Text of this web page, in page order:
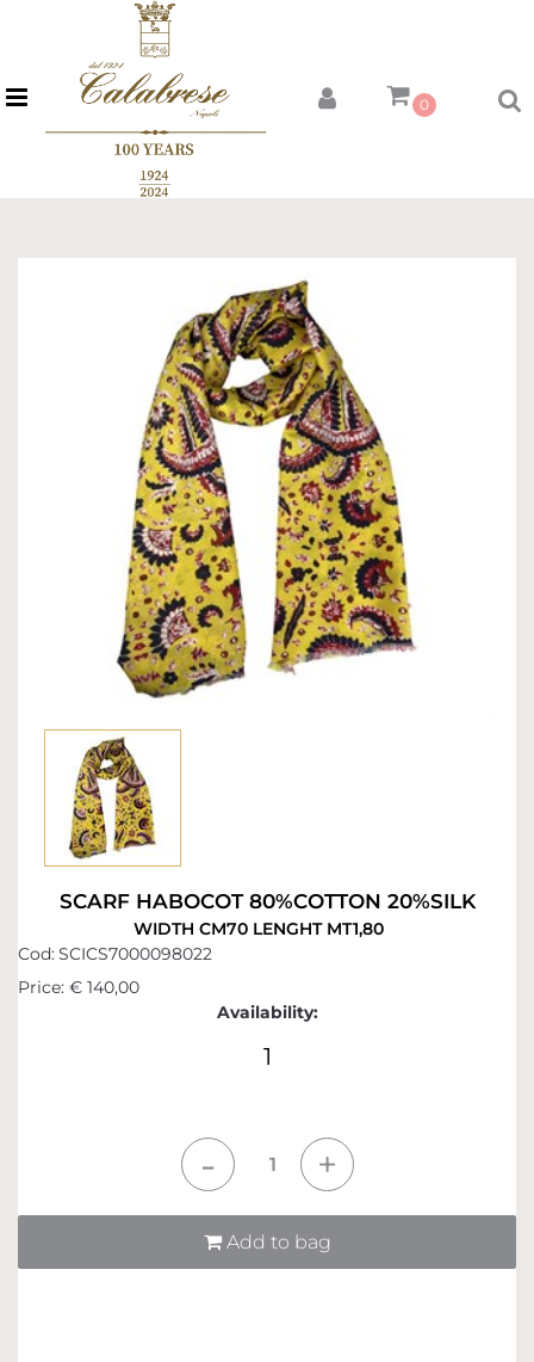
Open menu 0
SCARF HABOCOT 80%COTTON 20%SILK
WIDTH CM70 LENGHT MT1,80
Cod:SCICS7000098022
Price: € 140,00
Availability:
1
Add to bag